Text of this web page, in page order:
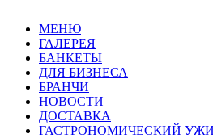
МЕНЮ
ГАЛЕРЕЯ
БАНКЕТЫ
ДЛЯ БИЗНЕСА
БРАНЧИ
НОВОСТИ
ДОСТАВКА
ГАСТРОНОМИЧЕСКИЙ У